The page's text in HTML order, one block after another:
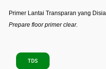
Primer Lantai Transparan yang
Prepare floor primer clear.
TDS